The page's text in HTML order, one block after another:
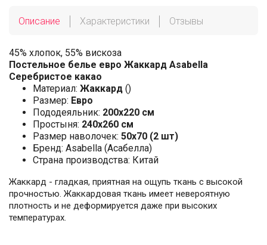
Описание Характеристики Отзывы
45% хлопок, 55% вискоза
Постельное белье евро Жаккард Asabella
Серебристое какао
Материал: Жаккард ()
Размер: Евро
Пододеяльник: 200х220 см
Простыня: 240х260 см
Размер наволочек: 50x70 (2 шт)
Бренд: Asabella (Асабелла)
Страна производства: Китай
Жаккард - гладкая, приятная на ощупь ткань с высокой
прочностью. Жаккардовая ткань имеет невероятную
плотность и не деформируется даже при высоких
температурах.